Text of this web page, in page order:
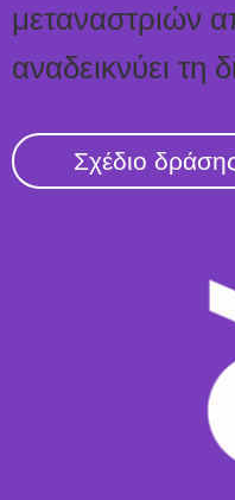
μεταναστριών
αναδεικνύει τη
Σχέδιο